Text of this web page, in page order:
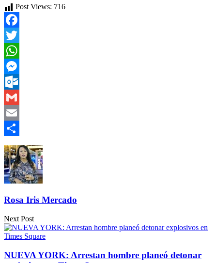
Post Views: 716
Facebook
Twitter
WhatsApp
Messenger
Outlook.com
Gmail
Email
Compartir
Rosa Iris Mercado
Next Post
NUEVA YORK: Arrestan hombre planeó detonar